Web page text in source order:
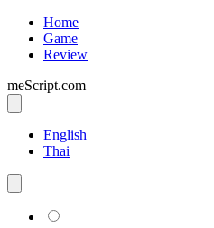
Home
Game
Review
meScript.com
English
Thai